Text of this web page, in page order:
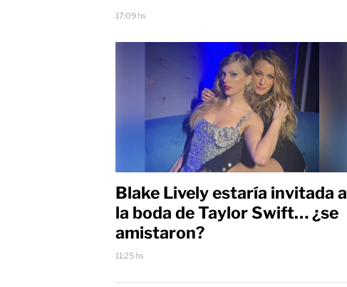
17:09 hs
Blake Lively estaría invitada a
la boda de Taylor Swift… ¿se
amistaron?
11:25 hs